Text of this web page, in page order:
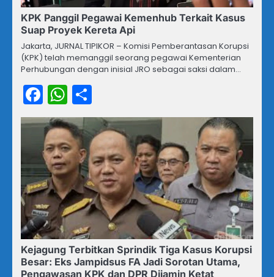
KPK Panggil Pegawai Kemenhub Terkait Kasus
Suap Proyek Kereta Api
Jakarta, JURNAL TIPIKOR – Komisi Pemberantasan Korupsi
(KPK) telah memanggil seorang pegawai Kementerian
Perhubungan dengan inisial JRO sebagai saksi dalam…
Facebook
WhatsApp
Kejagung Terbitkan Sprindik Tiga Kasus Korupsi
Besar: Eks Jampidsus FA Jadi Sorotan Utama,
Pengawasan KPK dan DPR Dijamin Ketat